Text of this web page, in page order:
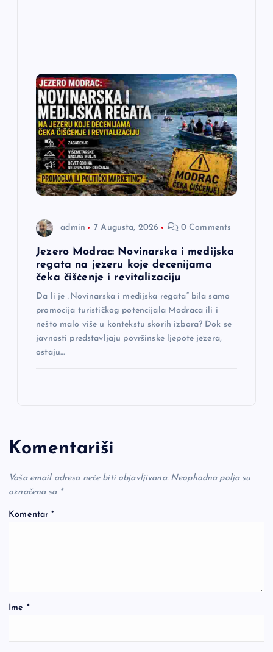
admin 7 Augusta, 2026 0 Comments
Jezero Modrac: Novinarska i medijska
regata na jezeru koje decenijama
čeka čišćenje i revitalizaciju
Da li je „Novinarska i medijska regata“ bila samo
promocija turističkog potencijala Modraca ili i
nešto malo više u kontekstu skorih izbora? Dok se
javnosti predstavljaju površinske ljepote jezera,
ostaju…
Komentariši
Vaša email adresa neće biti objavljivana. Neophodna polja su
označena sa *
Komentar*
Ime *